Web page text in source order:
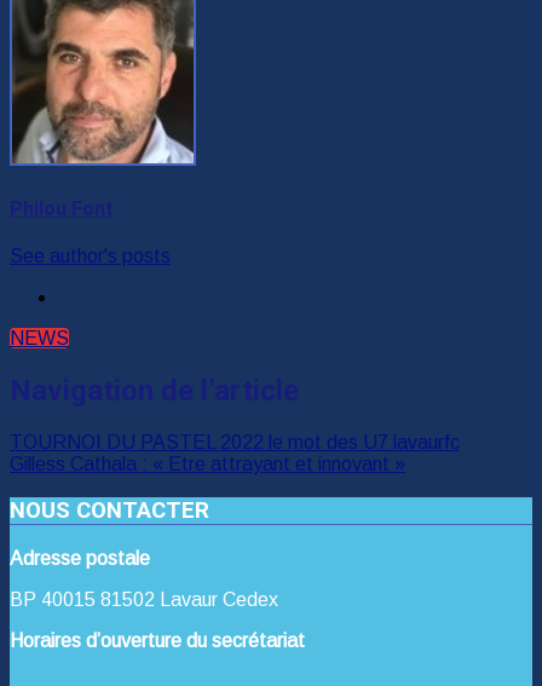
Philou Font
See author's posts
NEWS
Navigation de l’article
TOURNOI DU PASTEL 2022 le mot des U7 lavaurfc
Gilless Cathala : « Etre attrayant et innovant »
NOUS CONTACTER
Adresse postale
BP 40015 81502 Lavaur Cedex
Horaires d’ouverture du secrétariat